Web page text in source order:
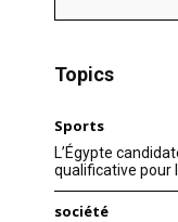
Topics
Sports
L’Égypte
qualificative pour
société